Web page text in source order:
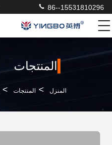
86--15531810296
المنتجات
المنزل > المنتجات >